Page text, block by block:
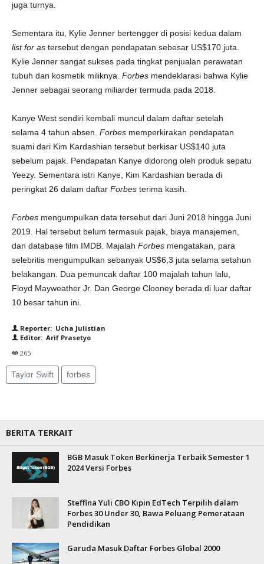
juga turnya.
Sementara itu, Kylie Jenner bertengger di posisi kedua dalam
list for as tersebut dengan pendapatan sebesar US$170 juta.
Kylie Jenner sangat sukses pada tingkat penjualan perawatan
tubuh dan kosmetik miliknya. Forbes mendeklarasi bahwa Kylie
Jenner sebagai seorang miliarder termuda pada 2018.
Kanye West sendiri kembali muncul dalam daftar setelah
selama 4 tahun absen. Forbes memperkirakan pendapatan
suami dari Kim Kardashian tersebut berkisar US$140 juta
sebelum pajak. Pendapatan Kanye didorong oleh produk sepatu
Yeezy. Sementara istri Kanye, Kim Kardashian berada di
peringkat 26 dalam daftar Forbes terima kasih.
Forbes mengumpulkan data tersebut dari Juni 2018 hingga Juni
2019. Hal tersebut belum termasuk pajak, biaya manajemen,
dan database film IMDB. Majalah Forbes mengatakan, para
selebritis mengumpulkan sebanyak US$6,3 juta selama setahun
belakangan. Dua pemuncak daftar 100 majalah tahun lalu,
Floyd Mayweather Jr. Dan George Clooney berada di luar daftar
10 besar tahun ini.
Reporter: Ucha Julistian
Editor: Arif Prasetyo
265
Taylor Swift forbes
BERITA TERKAIT
BGB Masuk Token Berkinerja Terbaik Semester 1
2024 Versi Forbes
Steffina Yuli CBO Kipin EdTech Terpilih dalam
Forbes 30 Under 30, Bawa Peluang Pemerataan
Pendidikan
Garuda Masuk Daftar Forbes Global 2000